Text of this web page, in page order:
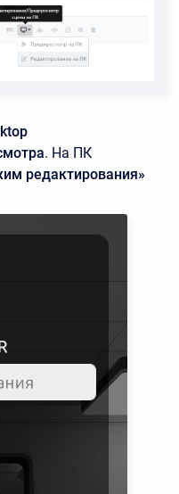
. На ПК
редактирования»